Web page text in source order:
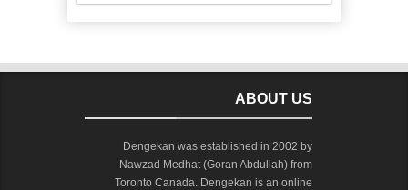
ABOUT US
Dengekan was established in 2002 by
Nawzad Medhat (Goran Abdullah) from
Toronto Canada. Dengekan is an online